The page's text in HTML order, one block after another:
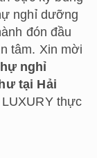
nghỉ dưỡng
đón đầu
tâm. Xin mời
nghỉ
tại Hải
thực